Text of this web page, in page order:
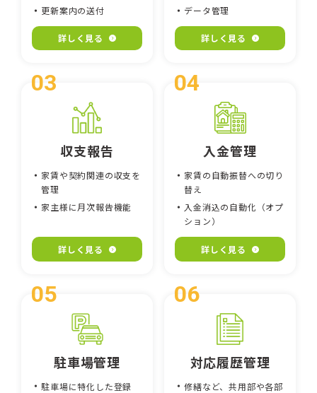
更新案内の送付
詳しく見る
データ管理
詳しく見る
収支報告
家賃や契約関連の収支を
管理
家主様に月次報告機能
詳しく見る
入金管理
家賃の自動振替への切り
替え
入金消込の自動化（オプ
ション）
詳しく見る
駐車場管理
駐車場に特化した登録
対応履歴管理
修繕など、共用部や各部